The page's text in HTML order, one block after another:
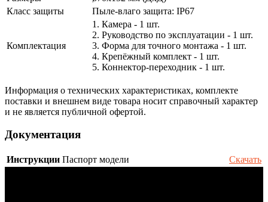
Класс защиты
Пыле-влаго защита: IP67
Комплектация
1. Камера - 1 шт.
2. Руководство по эксплуатации - 1 шт.
3. Форма для точного монтажа - 1 шт.
4. Крепёжный комплект - 1 шт.
5. Коннектор-переходник - 1 шт.
Информация о технических характеристиках, комплекте
поставки и внешнем виде товара носит справочный характер
и не является публичной офертой.
Документация
Инструкции Паспорт модели Скачать